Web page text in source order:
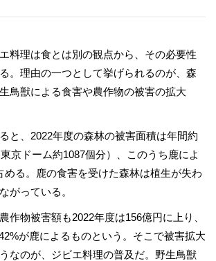
料理は食とは別の観点から、その必要性
。理由の一つとして挙げられるのが、森
鳥獣による食害や農作物の被害の拡大
と、2022年度の森林の被害面積は年間約
京ドーム約1087個分）、このうち鹿によ
める。鹿の食害を受けた森林は植生が失わ
がっている。
作物被害額も2022年度は156億円に上り、
が鹿によるものという。そこで被害拡大
なのが、ジビエ料理の普及だ。野生鳥獣